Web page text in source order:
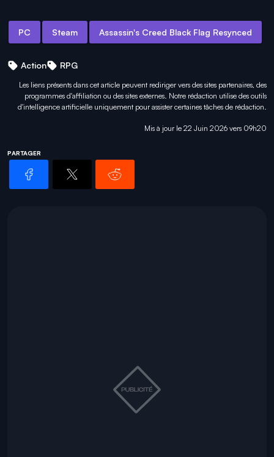
PC Steam Assassin's Creed Black Flag Resynced
Action RPG
Les liens présents dans cet article peuvent rediriger vers des sites partenaires, des
programmes d'affiliation ou des sites externes. Notre rédaction utilise des outils
d'intelligence artificielle uniquement pourassister certaines tâches de rédaction.
Mis à jour le 22 Juin 2026 vers 09h20
PARTAGER